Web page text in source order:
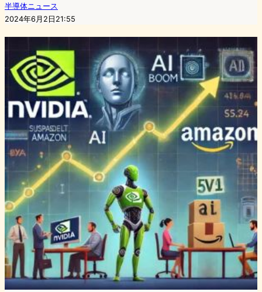
半導体ニュース
2024年6月2日21:55